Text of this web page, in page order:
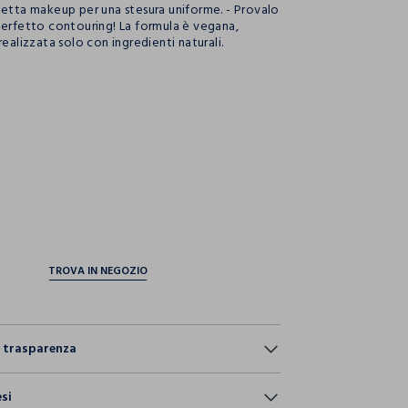
makeup per una stesura uniforme. - Provalo
contouring! La formula è vegana,
solo con ingredienti naturali.